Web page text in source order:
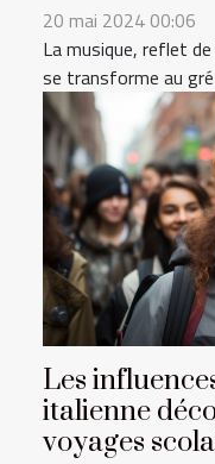
20 mai 2024 00:06
La musique, reflet
se transforme au
Les
italienne
voyages